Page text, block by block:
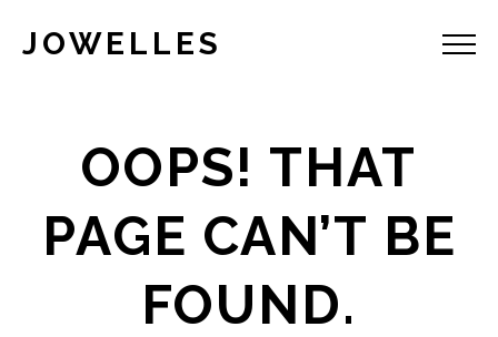
JOWELLES
OOPS! THAT
PAGE CAN’T BE
FOUND.